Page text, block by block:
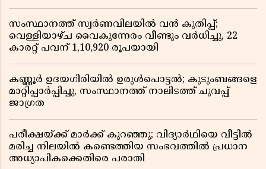
സംസ്ഥാനത്ത് സ്വർണവിലയിൽ വൻ കുതിപ്പ്;
വെള്ളിയാഴ്ച വൈകുന്നേരം വീണ്ടും വർധിച്ചു, 22
കാരറ്റ് പവന് 1,10,920 രൂപയായി
കണ്ണൂർ ഉദയഗിരിയിൽ ഉരുൾപൊട്ടൽ; കുടുംബങ്ങളെ
മാറ്റിപ്പാർപ്പിച്ചു, സംസ്ഥാനത്ത് നാലിടത്ത് ചുവപ്പ്
ജാഗ്രത
പരീക്ഷയ്ക്ക് മാർക്ക് കുറഞ്ഞു; വിദ്യാർഥിയെ വീട്ടിൽ
മരിച്ച നിലയിൽ കണ്ടെത്തിയ സംഭവത്തിൽ പ്രധാന
അധ്യാപികക്കെതിരെ പരാതി